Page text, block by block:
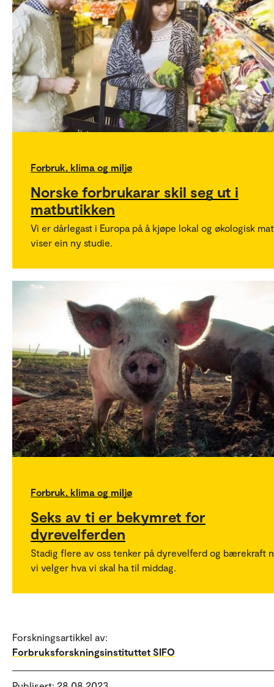
Forbruk, klima og miljø
Norske forbrukarar skil seg ut i
matbutikken
Vi er dårlegast i Europa på å kjøpe lokal og økologisk
viser ein ny studie.
Forbruk, klima og miljø
Seks av ti er bekymret for
dyrevelferden
Stadig flere av oss tenker på dyrevelferd og bærekraft
vi velger hva vi skal ha til middag.
Forskningsartikkel av:
Forbruksforskningsinstituttet SIFO